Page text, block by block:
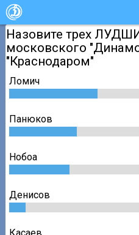
Назовите трех
московского
"Краснодаром"
Ломич
Панюков
Нобоа
Денисов
Касаев